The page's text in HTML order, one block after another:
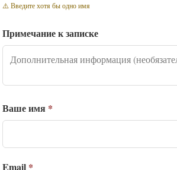
⚠️ Введите хотя бы одно имя
Примечание к записке
Ваше имя *
Email *